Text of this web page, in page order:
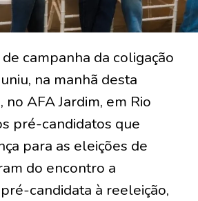
campanha da coligação
na manhã desta
AFA Jardim, em Rio
pré-candidatos que
para as eleições de
do encontro a
candidata à reeleição,